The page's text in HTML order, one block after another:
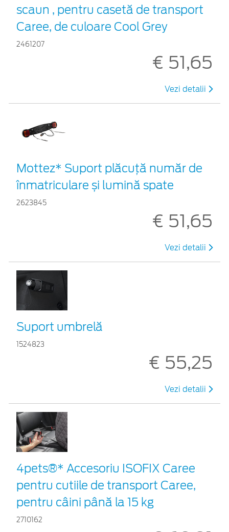
scaun , pentru casetă de transport
Caree, de culoare Cool Grey
2461207
€ 51,65
Vezi detalii
Mottez* Suport plăcuță număr de
înmatriculare și lumină spate
2623845
€ 51,65
Vezi detalii
Suport umbrelă
1524823
€ 55,25
Vezi detalii
4pets®* Accesoriu ISOFIX Caree
pentru cutiile de transport Caree,
pentru câini până la 15 kg
2710162